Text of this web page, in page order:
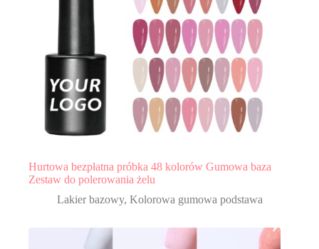
Hurtowa bezpłatna próbka 48 kolorów Gumowa baza
Zestaw do polerowania żelu
Lakier bazowy, Kolorowa gumowa podstawa